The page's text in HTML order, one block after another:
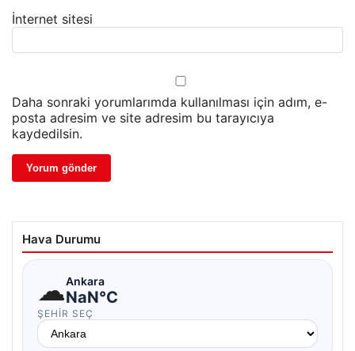
İnternet sitesi
Daha sonraki yorumlarımda kullanılması için adım, e-
posta adresim ve site adresim bu tarayıcıya
kaydedilsin.
Hava Durumu
☁Ankara
NaN°C
ŞEHIR SEÇ